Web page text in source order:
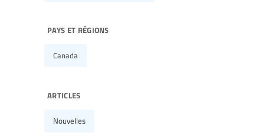
pays et régions
Canada
articles
Nouvelles